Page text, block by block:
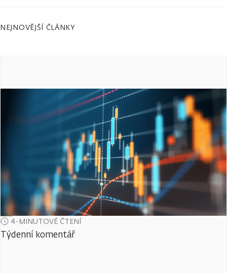
NEJNOVĚJŠÍ ČLÁNKY
4-MINUTOVÉ ČTENÍ
Týdenní komentář